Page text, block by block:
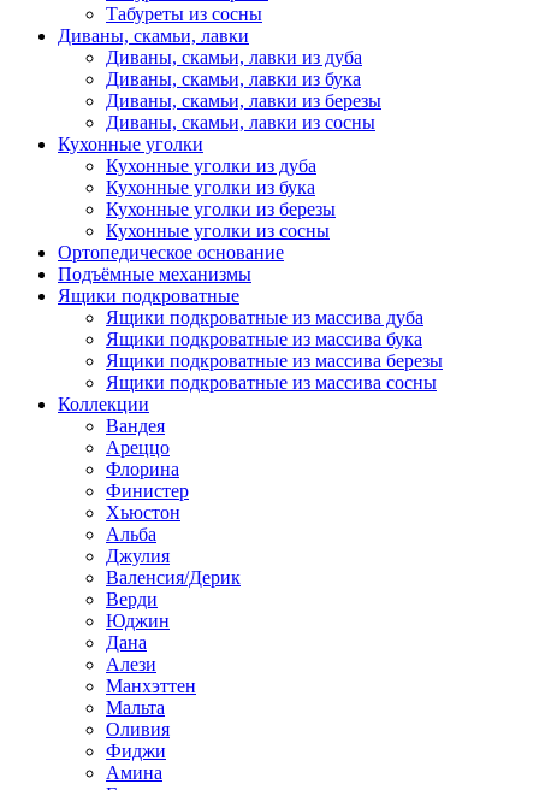
Табуреты из сосны
Диваны, скамьи, лавки
Диваны, скамьи, лавки из дуба
Диваны, скамьи, лавки из бука
Диваны, скамьи, лавки из березы
Диваны, скамьи, лавки из сосны
Кухонные уголки
Кухонные уголки из дуба
Кухонные уголки из бука
Кухонные уголки из березы
Кухонные уголки из сосны
Ортопедическое основание
Подъёмные механизмы
Ящики подкроватные
Ящики подкроватные из массива дуба
Ящики подкроватные из массива бука
Ящики подкроватные из массива березы
Ящики подкроватные из массива сосны
Коллекции
Вандея
Ареццо
Флорина
Финистер
Хьюстон
Альба
Джулия
Валенсия/Дерик
Верди
Юджин
Дана
Алези
Манхэттен
Мальта
Оливия
Фиджи
Амина